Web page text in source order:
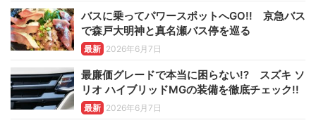
バスに乗ってパワースポットへGO!! 京急バス
で森戸大明神と真名瀬バス停を巡る
最新 2026年6月7日
最廉価グレードで本当に困らない!? スズキ ソ
リオ ハイブリッドMGの装備を徹底チェック!!
最新 2026年6月7日